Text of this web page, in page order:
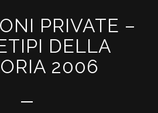
PRIVATE –
DELLA
2006